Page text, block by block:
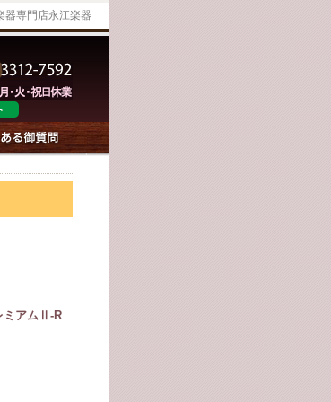
器専門店永江楽器
ミアムⅡ-R